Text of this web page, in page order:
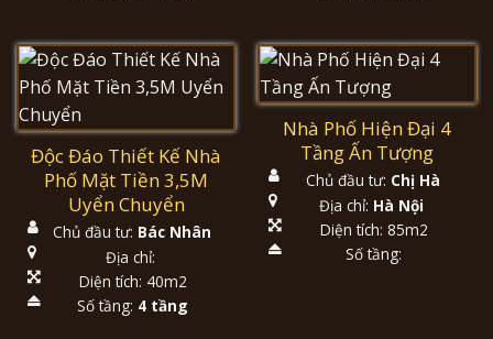
Độc Đáo Thiết Kế Nhà
Phố Mặt Tiền 3,5M
Uyển Chuyển
Chủ đầu tư: Bác Nhân
Địa chỉ:
Diện tích: 40m2
Số tầng: 4 tầng
Nhà Phố Hiện Đại 4
Tầng Ấn Tượng
Chủ đầu tư: Chị Hà
Địa chỉ: Hà Nội
Diện tích: 85m2
Số tầng: